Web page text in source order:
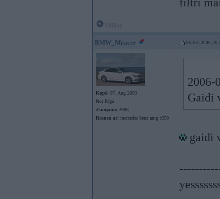
BMW_Mracer 06. Feb 2006,
Kopš: 07. Aug 2003
No: Rīga
Ziņojumi: 2088
Braucu ar: mercedes benz amg c350
2006-
Gaidi
gaidi